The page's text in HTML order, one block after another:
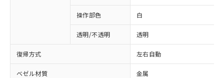
操作部色 白
透明/不透明 透明
復帰方式 左右自動
ベゼル材質 金属